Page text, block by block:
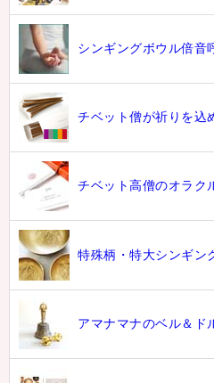
シンギングボウル倍音
チベット僧が祈りを込
チベット高僧のオラク
特殊柄・特大シンギン
アマナマナのベル＆ド